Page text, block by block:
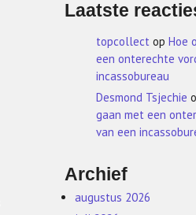
Laatste
topcollect op Hoe
een onterechte
incassobureau
Desmond Tsjechie
gaan met een
van een
Archief
augustus 2026